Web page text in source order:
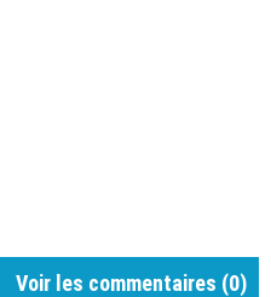
Voir les commentaires (0)